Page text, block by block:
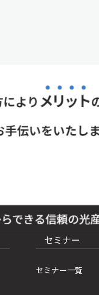
セミナー
セミナー一覧